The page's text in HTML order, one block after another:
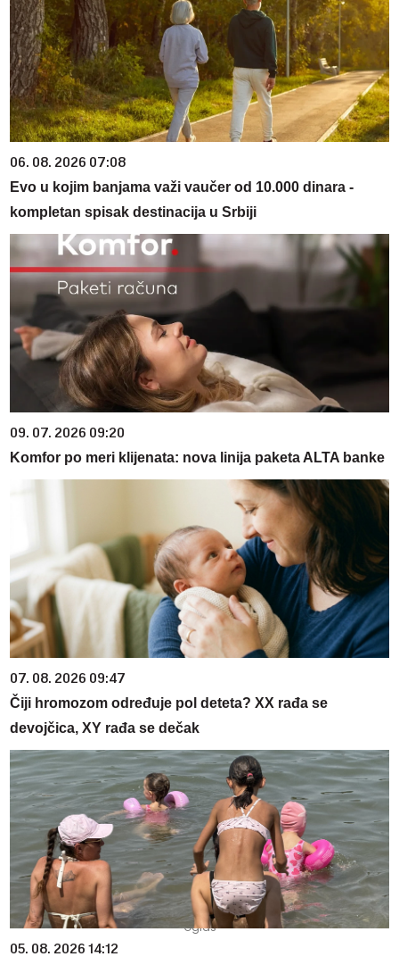
06. 08. 2026 07:08
Evo u kojim banjama važi vaučer od 10.000 dinara -
kompletan spisak destinacija u Srbiji
09. 07. 2026 09:20
Komfor po meri klijenata: nova linija paketa ALTA banke
07. 08. 2026 09:47
Čiji hromozom određuje pol deteta? XX rađa se
devojčica, XY rađa se dečak
05. 08. 2026 14:12